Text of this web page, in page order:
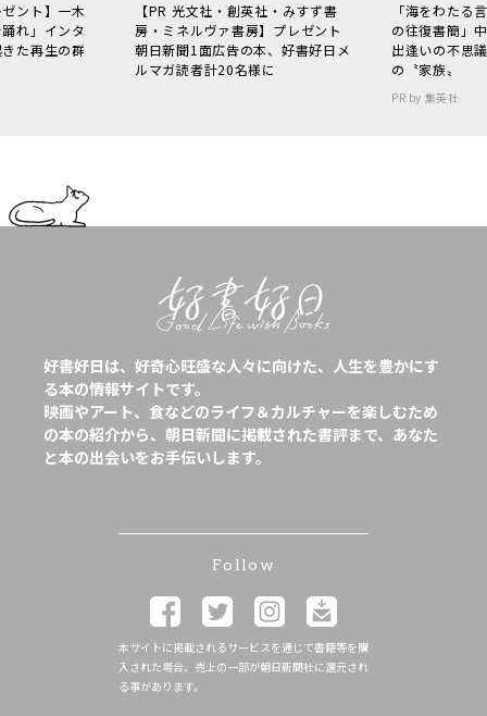
ント】一木
れ」インタ
た再生の群
【PR 光文社・創英社・みすず書
房・ミネルヴァ書房】プレゼント
朝日新聞1面広告の本、好書好日メ
ルマガ読者計20名様に
「海をわた
の往復書簡」
出逢いの不思
の〝家族〟
PR by 集英社
好書好日は、好奇心旺盛な人々に向けた、人生を豊かにす
る本の情報サイトです。
映画やアート、食などのライフ＆カルチャーを楽しむため
の本の紹介から、朝日新聞に掲載された書評まで、あなた
と本の出会いをお手伝いします。
Follow
本サイトに掲載されるサービスを通じて書籍等を購
入された場合、売上の一部が朝日新聞社に還元され
る事があります。